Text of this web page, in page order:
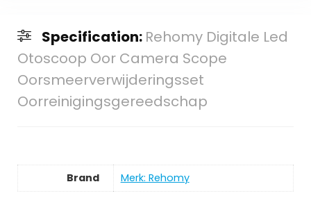
Specification: Rehomy Digitale Led
Otoscoop Oor Camera Scope
Oorsmeerverwijderingsset
Oorreinigingsgereedschap
Brand Merk: Rehomy